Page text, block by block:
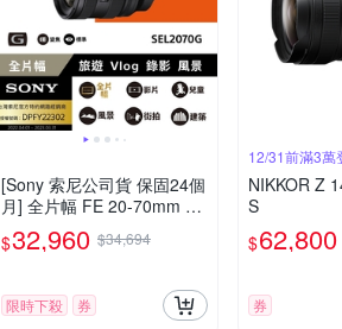
[Sony 索尼公司貨 保固24個
月] 全片幅 FE 20-70mm F4
G 超廣角標準變焦鏡頭 SEL
2070G
$32,960 $34,694
限時下殺 券
12/31前滿3萬
NIKKOR Z
S
$62,800
券